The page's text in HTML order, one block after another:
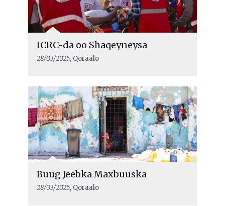
ICRC-da oo Shaqeyneysa
28/03/2025, Qoraalo
Buug Jeebka Maxbuuska
28/03/2025, Qoraalo